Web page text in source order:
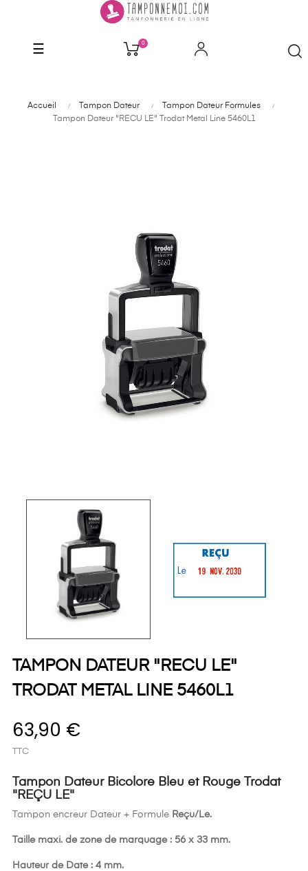
Basculer
☰ 0
Accueil Tampon Dateur
Tampon Dateur Formules
Tampon Dateur "RECU LE" Trodat Metal Line 5460L1
TAMPON DATEUR "RECU LE"
TRODAT METAL LINE 5460L1
63,90 €
TTC
Tampon Dateur Bicolore Bleu et Rouge Trodat
"REÇU LE"
Tampon encreur Dateur + Formule Reçu/Le.
Taille maxi. de zone de marquage : 56 x 33 mm.
Hauteur de Date : 4 mm.